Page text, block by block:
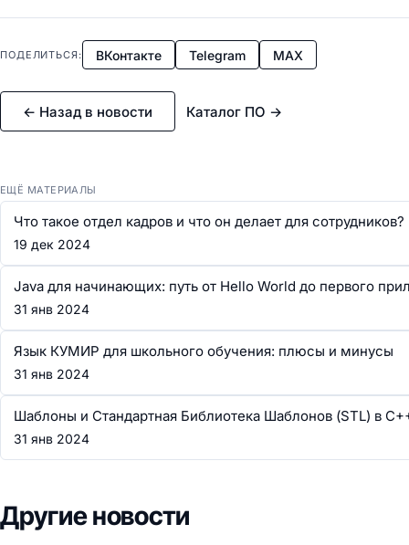
ПОДЕЛИТЬСЯ: ВКонтакте Telegram MAX
← Назад в новости Каталог ПО →
ЕЩЁ МАТЕРИАЛЫ
Что такое отдел кадров и что он делает для сотрудников?
19 дек 2024
Java для начинающих: путь от Hello World до первого
31 янв 2024
Язык КУМИР для школьного обучения: плюсы и минусы
31 янв 2024
Шаблоны и Стандартная Библиотека Шаблонов (STL) в
31 янв 2024
Другие новости